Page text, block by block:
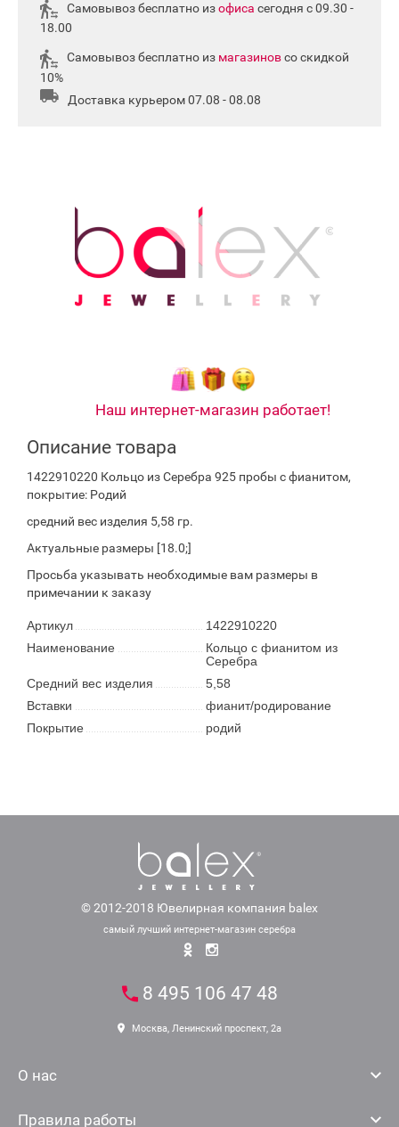
Самовывоз бесплатно изофиса сегодня с 09.30 -
18.00
Самовывоз бесплатно из магазиновсо скидкой
10%
Доставка курьером 07.08 - 08.08
Наш интернет-магазин работает!
Описание товара
1422910220 Кольцо из Серебра 925 пробы с фианитом,
покрытие: Родий
средний вес изделия 5,58 гр.
Актуальные размеры [18.0;]
Просьба указывать необходимые вам размеры в
примечании к заказу
Артикул
1422910220
Наименование
Кольцо с фианитом из
Серебра
Средний вес изделия
5,58
Вставки
фианит/родирование
Покрытие
родий
© 2012-2018 Ювелирная компания balex
самый лучший интернет-магазин серебра
О нас
Правила работы
8 495 106 47 48
Москва, Ленинский проспект, 2а